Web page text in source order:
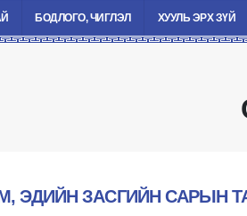
БОДЛОГО, ЧИГЛЭЛ ХУУЛЬ ЭРХ ЗҮЙ
ЭДИЙН ЗАСГИЙН САРЫН